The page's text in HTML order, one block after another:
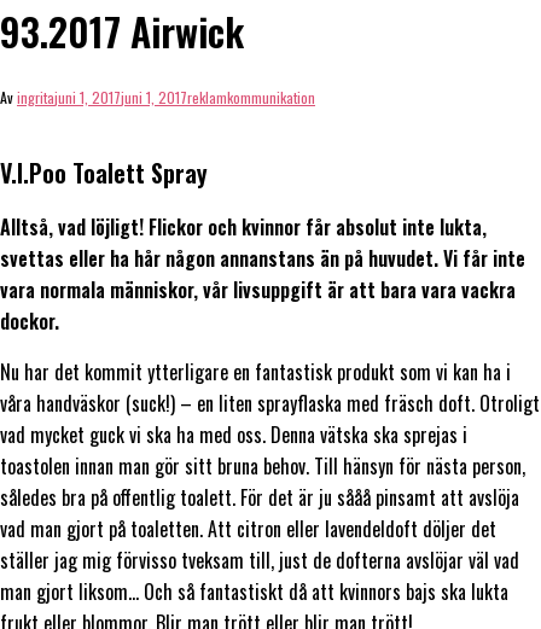
93.2017 Airwick
Avingritajuni 1, 2017juni 1, 2017reklamkommunikation
V.I.Poo Toalett Spray
Alltså, vad löjligt! Flickor och kvinnor får absolut inte lukta,
svettas eller ha hår någon annanstans än på huvudet. Vi får inte
vara normala människor, vår livsuppgift är att bara vara vackra
dockor.
Nu har det kommit ytterligare en fantastisk produkt som vi kan ha i
våra handväskor (suck!) – en liten sprayflaska med fräsch doft. Otroligt
vad mycket guck vi ska ha med oss. Denna vätska ska sprejas i
toastolen innan man gör sitt bruna behov. Till hänsyn för nästa person,
således bra på offentlig toalett. För det är ju sååå pinsamt att avslöja
vad man gjort på toaletten. Att citron eller lavendeldoft döljer det
ställer jag mig förvisso tveksam till, just de dofterna avslöjar väl vad
man gjort liksom… Och så fantastiskt då att kvinnors bajs ska lukta